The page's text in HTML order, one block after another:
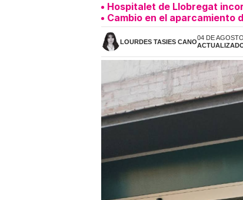
Hospitalet de Llobregat
Cambio en el aparcamiento
LOURDES TASIES CANO
04 DE